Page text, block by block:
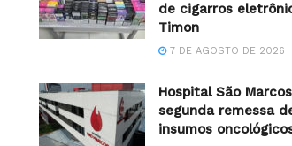
de cigarros
Timon
7 DE AGOSTO DE 2026
Hospital São
segunda remessa
insumos